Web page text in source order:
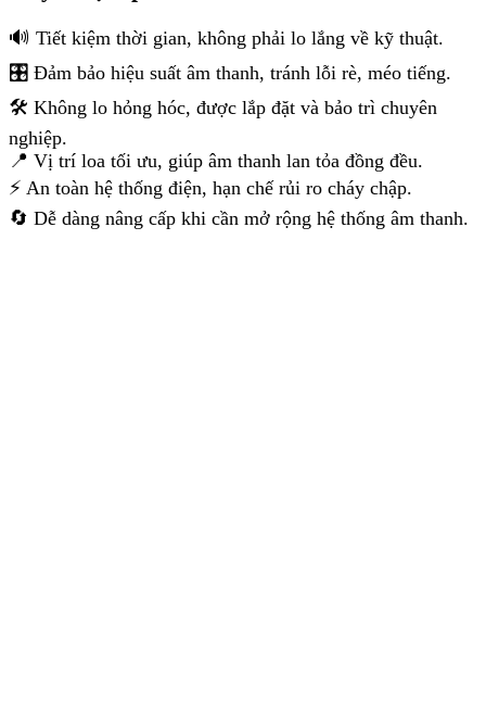
🔊 Tiết kiệm thời gian, không phải lo lắng về kỹ thuật.
🎛️ Đảm bảo hiệu suất âm thanh, tránh lỗi rè, méo tiếng.
🛠️ Không lo hỏng hóc, được lắp đặt và bảo trì chuyên
nghiệp.
📍 Vị trí loa tối ưu, giúp âm thanh lan tỏa đồng đều.
⚡ An toàn hệ thống điện, hạn chế rủi ro cháy chập.
🔄 Dễ dàng nâng cấp khi cần mở rộng hệ thống âm thanh.